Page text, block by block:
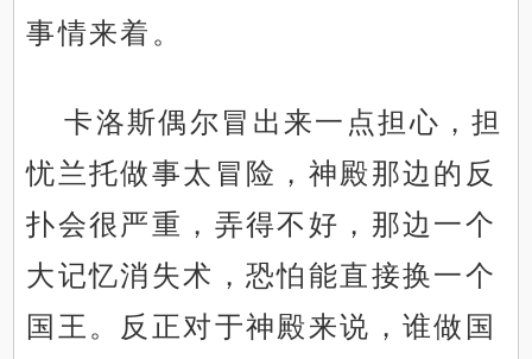
事情来着。
卡洛斯偶尔冒出来一点担心，担
忧兰托做事太冒险，神殿那边的反
扑会很严重，弄得不好，那边一个
大记忆消失术，恐怕能直接换一个
国王。反正对于神殿来说，谁做国